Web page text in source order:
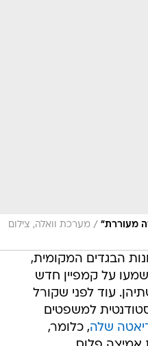
מעוררת" / מערכת וואלה, צילום
הבגדים המקומית,
על קמפיין חדש
עוד לפני שקורל
למשפטים
שלה, כלומר,